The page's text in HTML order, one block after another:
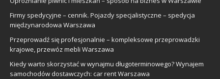
Firmy spedycyjne – cennik. Pojazdy specjalistyczne – spedycja
międzynarodowa Warszawa
Przeprowadź się profesjonalnie – kompleksowe przeprowadzki
krajowe, przewóz mebli Warszawa
Kiedy warto skorzystać w wynajmu długoterminowego? Wynajem
samochodów dostawczych: car rent Warszawa